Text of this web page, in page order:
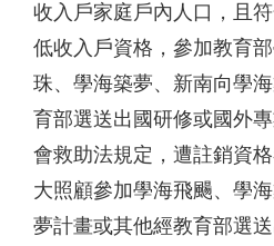
收入戶家庭戶內人口，且
低收入戶資格，參加教育
珠、學海築夢、新南向學
育部選送出國研修或國外
會救助法規定，遭註銷資
大照顧參加學海飛颺、學
夢計畫或其他經教育部選